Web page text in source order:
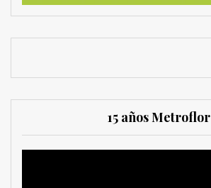
15 años Metroflor